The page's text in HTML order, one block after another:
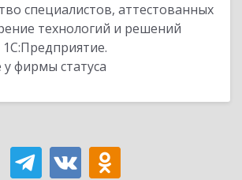
специалистов, аттестованных
технологий и решений
фирмы статуса